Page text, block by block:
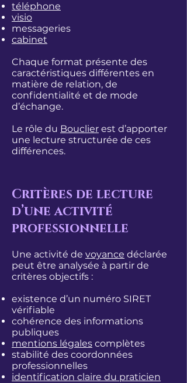
téléphone
visio
messageries
cabinet
Chaque format présente des
caractéristiques différentes en
matière de relation, de
confidentialité et de mode
d’échange.
Le rôle du Bouclier est d’apporter
une lecture structurée de ces
différences.
Critères de lecture
d’une activité
professionnelle
Une activité de voyance déclarée
peut être analysée à partir de
critères objectifs :
existence d’un numéro SIRET
vérifiable
cohérence des informations
publiques
mentions légales complètes
stabilité des coordonnées
professionnelles
identification claire du praticien